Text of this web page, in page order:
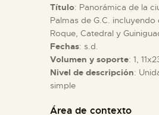
COLECCIONES
DIDÁCTICA
ESPAÑOL
Título: Panorámica de la
Palmas de G.C. incluyendo
Roque, Catedral y
Fechas: s.d.
Volumen y soporte: 1,
Nivel de descripción:
simple
Área de contexto